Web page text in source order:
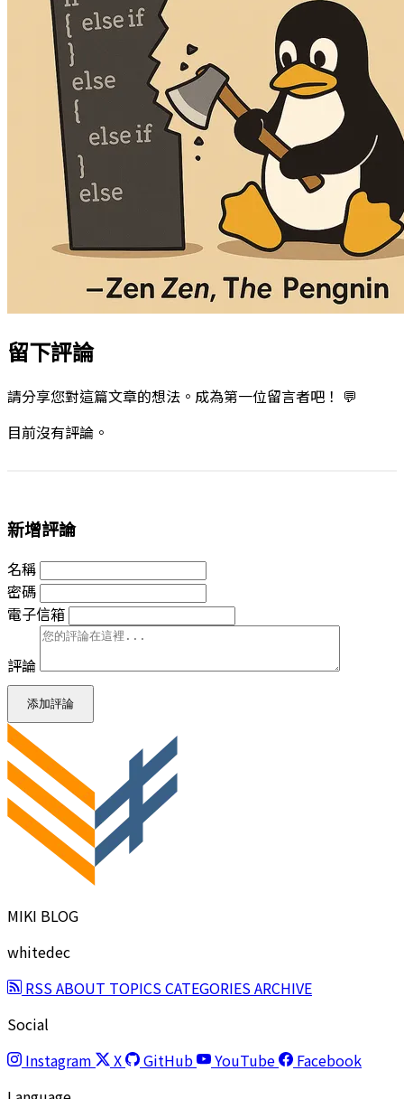
留下評論
請分享您對這篇文章的想法。成為第一位留言者吧！ 💬
目前沒有評論。
新增評論
名稱
密碼
電子信箱
評論
添加評論
MIKI BLOG
whitedec
RSSABOUT TOPICSCATEGORIESARCHIVE
Social
Instagram
X GitHub YouTube
Facebook